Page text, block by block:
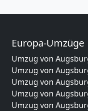
Europa-Umzüge
Umzug von
Umzug von
Umzug von
Umzug von
Umzug von